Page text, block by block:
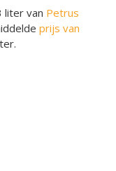
liter van Petrus
prijs van